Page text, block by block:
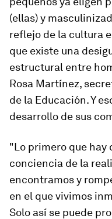
(ellas) y
reflejo de la cultura
que existe una
estructural entre
Rosa Martínez,
de la Educación. Y
desarrollo de sus
"Lo primero que hay
conciencia de la
encontramos y
en el que vivimos
Solo así se puede